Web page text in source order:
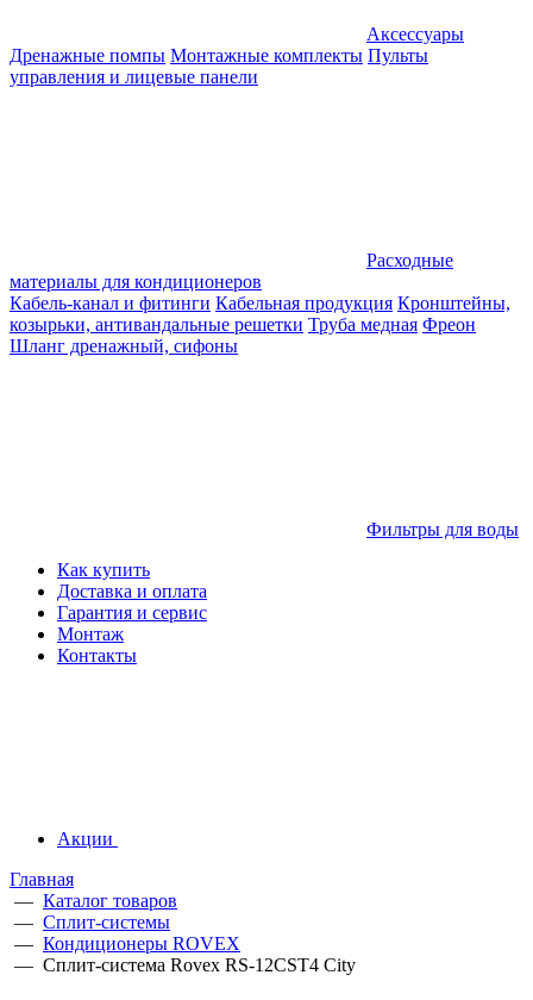
Аксессуары
Дренажные помпы Монтажные комплекты Пульты
управления и лицевые панели
Расходные
материалы для кондиционеров
Кабель-канал и фитинги Кабельная продукция Кронштейны,
козырьки, антивандальные решетки Труба медная Фреон
Шланг дренажный, сифоны
Фильтры для воды
Как купить
Доставка и оплата
Гарантия и сервис
Монтаж
Контакты
Акции
Главная
— Каталог товаров
— Сплит-системы
— Кондиционеры ROVEX
— Сплит-система Rovex RS-12CST4 City